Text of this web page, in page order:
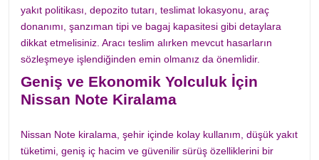
yakıt politikası, depozito tutarı, teslimat lokasyonu, araç
donanımı, şanzıman tipi ve bagaj kapasitesi gibi detaylara
dikkat etmelisiniz. Aracı teslim alırken mevcut hasarların
sözleşmeye işlendiğinden emin olmanız da önemlidir.
Geniş ve Ekonomik Yolculuk İçin
Nissan Note Kiralama
Nissan Note kiralama, şehir içinde kolay kullanım, düşük yakıt
tüketimi, geniş iç hacim ve güvenilir sürüş özelliklerini bir